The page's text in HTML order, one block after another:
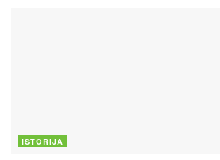
ISTORIJA